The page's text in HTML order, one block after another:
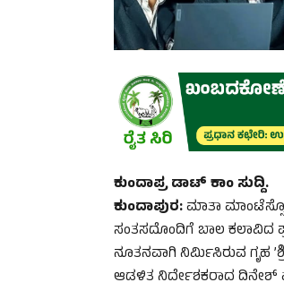
ಕುಂದಾಪ್ರ ಡಾಟ್ ಕಾಂ ಸುದ್ದಿ.
ಕುಂದಾಪುರ:ಮಾತಾ
ಸಂತಸದೊಂದಿಗೆ ಬಾಲ ಕಲಾವಿದ
ನೂತನವಾಗಿ ನಿರ್ಮಿಸಿರುವ ಗೃಹ
ಆಡಳಿತ ನಿರ್ದೇಶಕರಾದ ದಿನೇಶ್